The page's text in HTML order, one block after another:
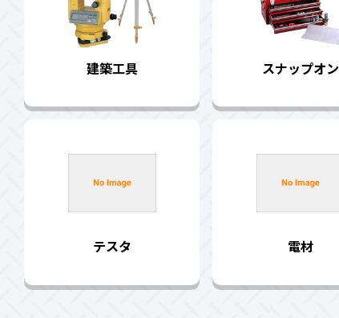
建築工具 スナップオン
テスタ 電材